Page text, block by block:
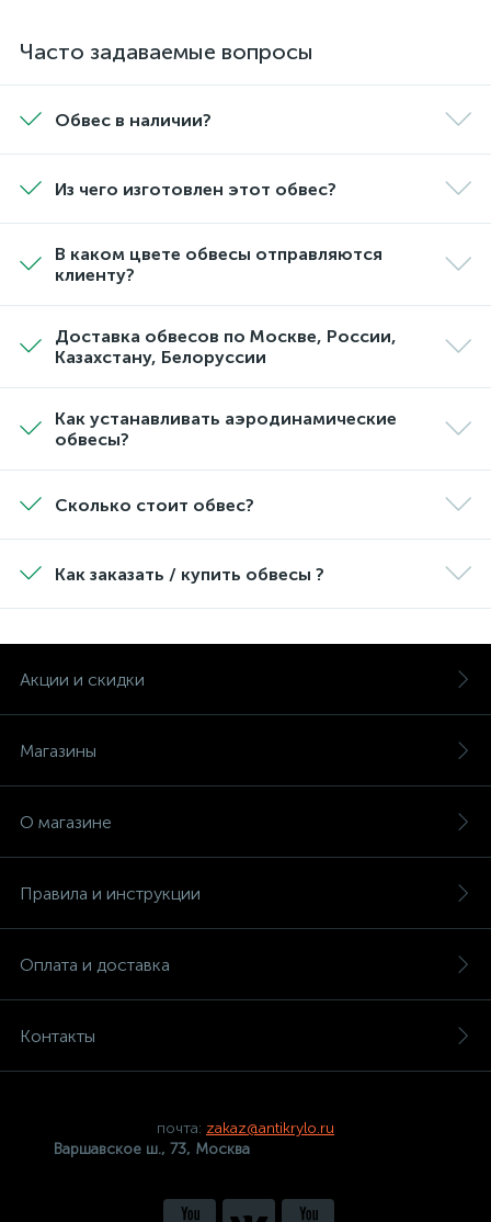
Часто задаваемые вопросы
Обвес в наличии?
Из чего изготовлен этот обвес?
В каком цвете обвесы отправляются
клиенту?
Доставка обвесов по Москве, России,
Казахстану, Белоруссии
Как устанавливать аэродинамические
обвесы?
Сколько стоит обвес?
Как заказать / купить обвесы ?
Акции и скидки
Магазины
О магазине
Правила и инструкции
Оплата и доставка
Контакты
почта: zakaz@antikrylo.ru
Варшавское ш., 73, Москва